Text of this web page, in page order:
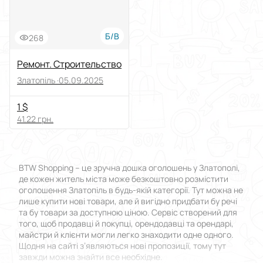
268 Б/В
Ремонт. Строительство
Златопіль ·05.09.2025
1 $
41.22 грн.
BTW Shopping – це зручна дошка оголошень у Златополі,
де кожен житель міста може безкоштовно розмістити
оголошення Златопіль в будь-якій категорії. Тут можна не
лише купити нові товари, але й вигідно придбати бу речі
та бу товари за доступною ціною. Сервіс створений для
того, щоб продавці й покупці, орендодавці та орендарі,
майстри й клієнти могли легко знаходити одне одного.
Щодня на сайті з’являються нові пропозиції, тому тут
завжди можна знайти все необхідне.